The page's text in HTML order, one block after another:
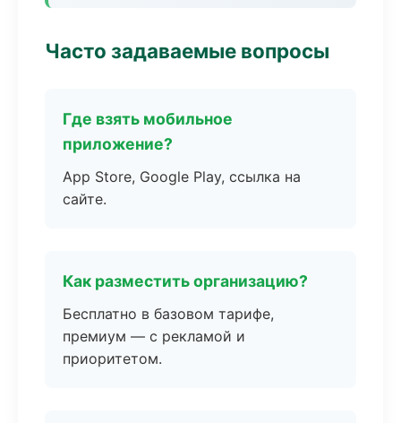
Часто задаваемые вопросы
Где взять мобильное
приложение?
App Store, Google Play, ссылка на
сайте.
Как разместить организацию?
Бесплатно в базовом тарифе,
премиум — с рекламой и
приоритетом.